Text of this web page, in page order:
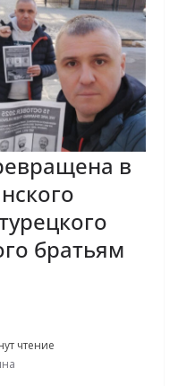
в
братьям
чтение